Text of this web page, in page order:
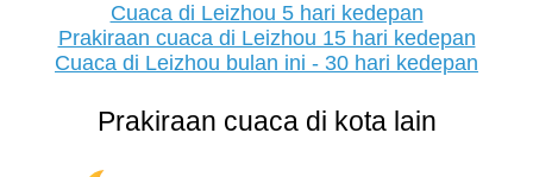
Cuaca di Leizhou 5 hari kedepan
Prakiraan cuaca di Leizhou 15 hari kedepan
Cuaca di Leizhou bulan ini - 30 hari kedepan
Prakiraan cuaca di kota lain